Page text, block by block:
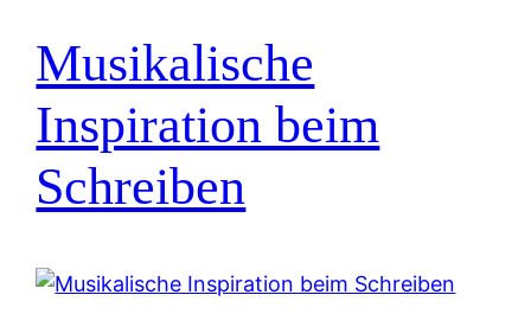
Musikalische
Inspiration beim
Schreiben